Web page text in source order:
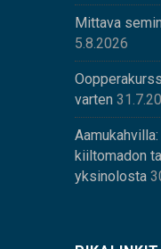
Mittava
5.8.2026
varten
kiiltomadon
yksinolosta